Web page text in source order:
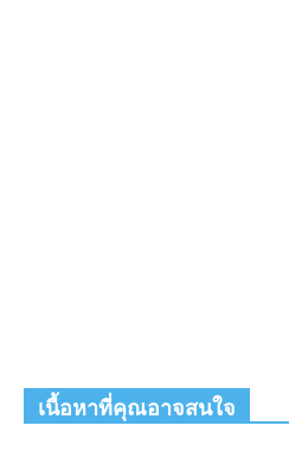
เนื้อหาที่คุณอาจสนใจ